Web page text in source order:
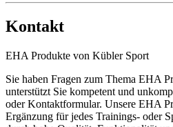
Kontakt
EHA Produkte von Kübler Sport
Sie haben Fragen zum Thema EHA
unterstützt Sie kompetent und
oder Kontaktformular. Unsere EHA
Ergänzung für jedes Trainings- oder